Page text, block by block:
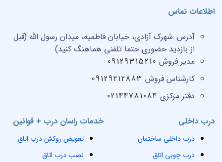
خدمات راسان درب + قوانین
تعویض روکش درب اتاق
نصب درب اتاق
درب داخلی
درب داخلی ساختمان
درب چوبی اتاق
اطلاعات تماس
آدرس: شهرک آزادی، خیابان فاطمیه، میدان رسول الله (قبل
از بازدید حضوری حتما تلفنی هماهنگ کنید)
مدیر فروش 09129315210
کارشناس فروش 09129212883
دفتر مرکزی 02144781084